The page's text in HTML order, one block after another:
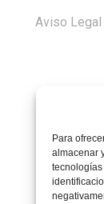
Para
almacenar
Aviso Legal